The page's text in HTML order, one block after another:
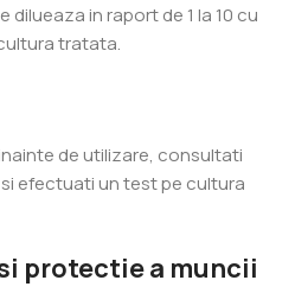
dilueaza in raport de 1 la 10 cu
tratata.
de utilizare, consultati
efectuati un test pe cultura
protectie a muncii